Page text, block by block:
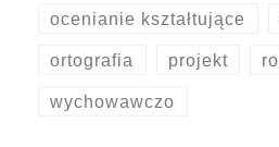
ocenianie kształtujące
ortografia projekt
wychowawczo